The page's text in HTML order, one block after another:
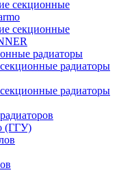
секционные
секционные
радиаторы
радиаторы
радиаторы
(ГГУ)